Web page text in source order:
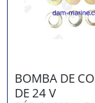
BOMBA DE
DE 24 V